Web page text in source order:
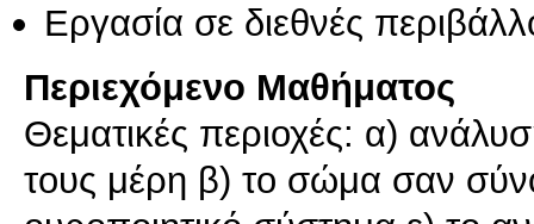
Εργασία σε διεθνές
Περιεχόμενο Μαθήματος
Θεματικές περιοχές: α)
τους μέρη β) το σώμα σαν